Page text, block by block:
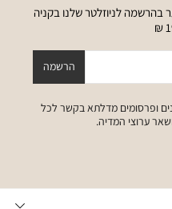
בהרשמה לניוזלטר שלנו בקניה
ופרסומים מדלתא בקשר לכל
הרשמה